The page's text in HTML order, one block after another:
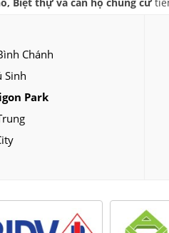
Chánh
Sinh
Park